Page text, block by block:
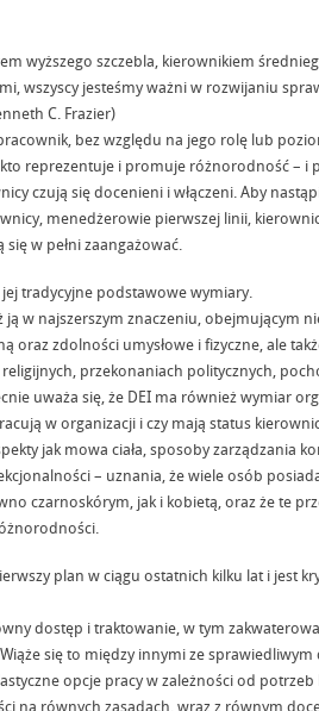
wyższego szczebla, kierownikiem
wszyscy jesteśmy ważni w rozwijaniu
C. Frazier)
bez względu na jego rolę lub
reprezentuje i promuje różnorodność – i
czują się docenieni i włączeni. Aby
menedżerowie pierwszej linii,
w pełni zaangażować.
tradycyjne podstawowe wymiary.
w najszerszym znaczeniu, obejmującym
oraz zdolności umysłowe i fizyczne, ale
przekonaniach politycznych,
uważa się, że DEI ma również wymiar
w organizacji i czy mają status
jak mowa ciała, sposoby zarządzania
– uznania, że wiele osób
czarnoskórym, jak i kobietą, oraz że te
plan w ciągu ostatnich kilku lat i jest
dostęp i traktowanie, w tym
Wiąże się to między innymi ze
opcje pracy w zależności od
na równych zasadach, wraz z równym